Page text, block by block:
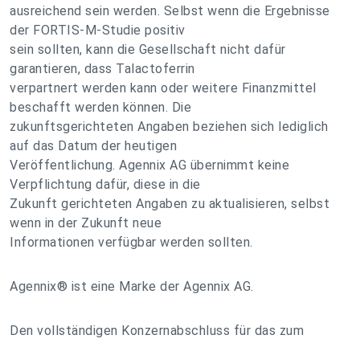
ausreichend sein werden. Selbst wenn die Ergebnisse
der FORTIS-M-Studie positiv
sein sollten, kann die Gesellschaft nicht dafür
garantieren, dass Talactoferrin
verpartnert werden kann oder weitere Finanzmittel
beschafft werden können. Die
zukunftsgerichteten Angaben beziehen sich lediglich
auf das Datum der heutigen
Veröffentlichung. Agennix AG übernimmt keine
Verpflichtung dafür, diese in die
Zukunft gerichteten Angaben zu aktualisieren, selbst
wenn in der Zukunft neue
Informationen verfügbar werden sollten.
Agennix® ist eine Marke der Agennix AG.
Den vollständigen Konzernabschluss für das zum